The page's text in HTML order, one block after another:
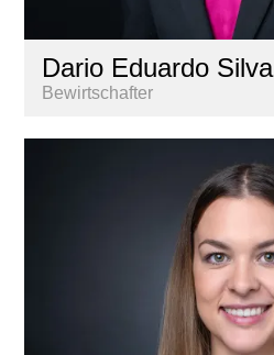
Dario Eduardo Silva
Bewirtschafter